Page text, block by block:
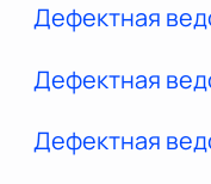
Дефектная
Дефектная
Дефектная